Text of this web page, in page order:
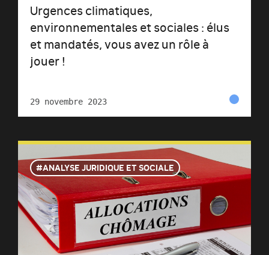
Urgences climatiques,
environnementales et sociales : élus
et mandatés, vous avez un rôle à
jouer !
29 novembre 2023
ANALYSE JURIDIQUE ET SOCIALE